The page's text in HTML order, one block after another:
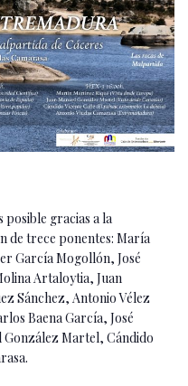
posible gracias a la
de trece ponentes: María
García Mogollón, José
Artaloytia, Juan
Sánchez, Antonio Vélez
Baena García, José
Martel, Cándido